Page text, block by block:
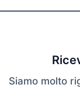
Siamo molto